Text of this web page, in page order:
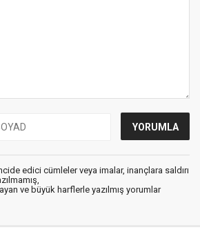
edici cümleler veya imalar, inançlara saldırı
ve büyük harflerle yazılmış yorumlar